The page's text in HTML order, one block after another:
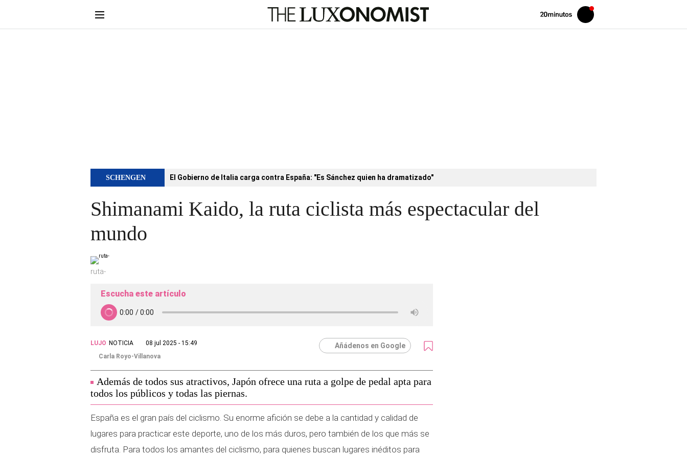
Volver
Iniciar
sesión
SCHENGEN El Gobierno de Italia carga contra España: "Es Sánchez quien ha dramatizado"
Shimanami Kaido, la ruta ciclista más espectacular del
mundo
ruta-
Escucha este artículo
LUJO NOTICIA
08 jul 2025 - 15:49
Carla Royo-Villanova
Añádenos en Google
Además de todos sus atractivos, Japón ofrece una ruta a golpe de pedal apta para
todos los públicos y todas las piernas.
España es el gran país del ciclismo. Su enorme afición se debe a la cantidad y calidad de
lugares para practicar este deporte, uno de los más duros, pero también de los que más se
disfruta. Para todos los amantes del ciclismo, para quienes buscan lugares inéditos para